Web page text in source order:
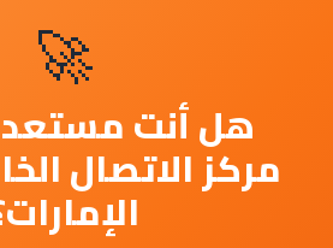
🚀
هل أنت
مركز الاتصال